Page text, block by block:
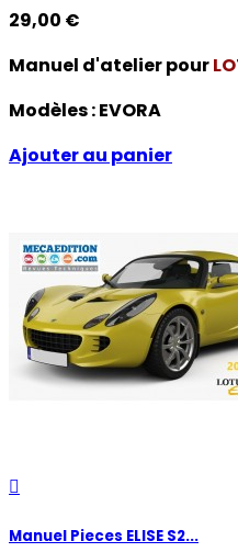
29,00 €
Manuel d'atelier pour
Modèles :EVORA
Ajouter au panier

Manuel Pieces ELISE S2...